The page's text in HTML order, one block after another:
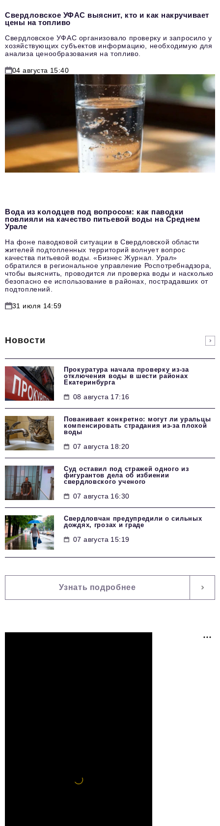
Свердловское УФАС выяснит, кто и как накручивает
цены на топливо
Свердловское УФАС организовало проверку и запросило у
хозяйствующих субъектов информацию, необходимую для
анализа ценообразования на топливо.
04 августа 15:40
Вода из колодцев под вопросом: как паводки
повлияли на качество питьевой воды на Среднем
Урале
На фоне паводковой ситуации в Свердловской области
жителей подтопленных территорий волнует вопрос
качества питьевой воды. «Бизнес Журнал. Урал»
обратился в региональное управление Роспотребнадзора,
чтобы выяснить, проводится ли проверка воды и насколько
безопасно ее использование в районах, пострадавших от
подтоплений.
31 июля 14:59
Новости
Прокуратура начала проверку из-за
отключения воды в шести районах
Екатеринбурга
08 августа 17:16
Пованивает конкретно: могут ли уральцы
компенсировать страдания из-за плохой
воды
07 августа 18:20
Суд оставил под стражей одного из
фигурантов дела об избиении
свердловского ученого
07 августа 16:30
Свердловчан предупредили о сильных
дождях, грозах и граде
07 августа 15:19
Узнать подробнее